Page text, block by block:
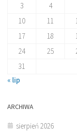
3
4
10
11
17
18
24
25
31
« lip
ARCHIWA
sierpień 2026